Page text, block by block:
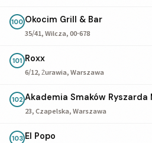
100 Okocim Grill & Bar
35/41, Wilcza, 00-678
101 Roxx
6/12, Żurawia, Warszawa
102 Akademia Smaków Ryszarda
23, Czapelska, Warszawa
103 El Popo